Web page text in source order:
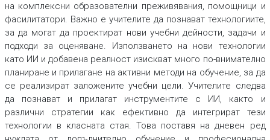
на комплексни образователни преживявания, помощници и
фасилитатори. Важно е учителите да познават технологиите,
за да могат да проектират нови учебни дейности, задачи и
подходи за оценяване. Използването на нови технологии
като ИИ и добавена реалност изискват много по-внимателно
планиране и прилагане на активни методи на обучение, за да
се реализират заложените учебни цели. Учителите следва
да познават и прилагат инструментите с ИИ, както и
различни стратегии как ефективно да интегрират тези
технологии в класната стая. Това поставя на дневен ред